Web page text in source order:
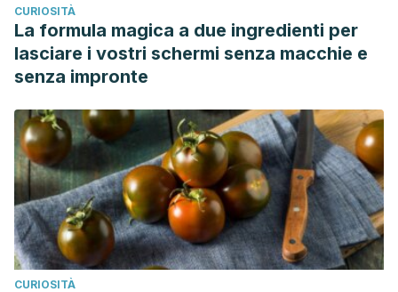
CURIOSITÀ
La formula magica a due ingredienti per
lasciare i vostri schermi senza macchie e
senza impronte
CURIOSITÀ